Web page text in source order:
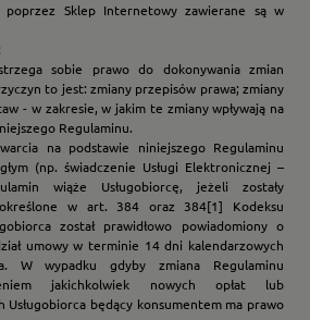
poprzez Sklep Internetowy zawierane są w
sobie prawo do dokonywania zmian
to jest: zmiany przepisów prawa; zmiany
- w zakresie, w jakim te zmiany wpływają na
Regulaminu.
na podstawie niniejszego Regulaminu
(np. świadczenie Usługi Elektronicznej –
wiąże Usługobiorcę, jeżeli zostały
określone w art. 384 oraz 384[1] Kodeksu
został prawidłowo powiadomiony o
umowy w terminie 14 dni kalendarzowych
W wypadku gdyby zmiana Regulaminu
jakichkolwiek nowych opłat lub
Usługobiorca będący konsumentem ma prawo